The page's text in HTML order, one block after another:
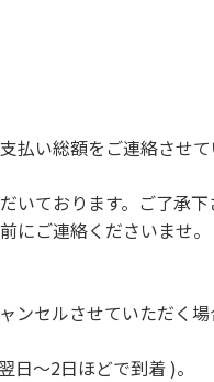
い総額をご連絡させて
ております。ご了承下
にご連絡くださいませ。
セルさせていただく場
～2日ほどで到着 )。